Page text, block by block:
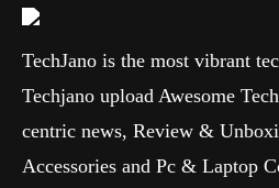
TechJano is the most vibrant
Techjano upload Awesome
centric news, Review &
Accessories and Pc & Laptop